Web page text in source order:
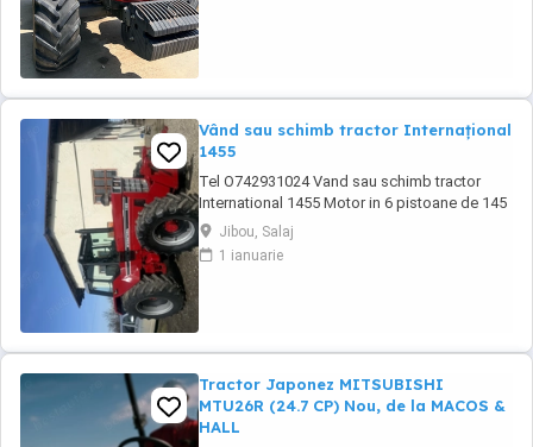
Vând sau schimb tractor Internațional
1455
Tel O742931024 Vand sau schimb tractor
International 1455 Motor in 6 pistoane de 145
cai cu turbo Cilindru ajutător la ridicare Tiranti
față Cauciucuri in stare foarte buna Tractorul
se afla intr-o stare foarte buna, fara
Jibou, Salaj
1 ianuarie
Tractor Japonez MITSUBISHI
MTU26R (24.7 CP) Nou, de la MACOS &
HALL